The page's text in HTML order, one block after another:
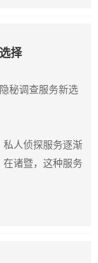
择
秘调查服务新选
私人侦探服务逐渐
在诸暨，这种服务